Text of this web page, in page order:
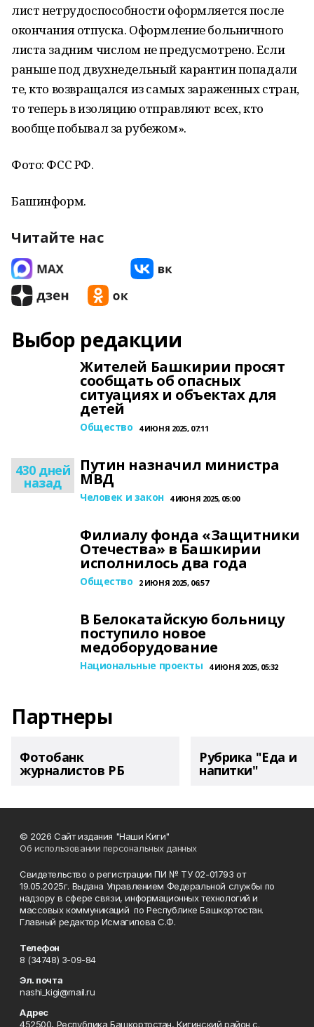
лист нетрудоспособности оформляется после
окончания отпуска. Оформление больничного
листа задним числом не предусмотрено. Если
раньше под двухнедельный карантин попадали
те, кто возвращался из самых зараженных стран,
то теперь в изоляцию отправляют всех, кто
вообще побывал за рубежом».
Фото: ФСС РФ.
Башинформ.
Читайте нас
Выбор редакции
Жителей Башкирии просят
сообщать об опасных
ситуациях и объектах для
детей
Общество 4 ИЮНЯ 2025, 07:11
430 дней
назад
Путин назначил министра
МВД
Человек и закон 4 ИЮНЯ 2025, 05:00
Филиалу фонда «Защитники
Отечества» в Башкирии
исполнилось два года
Общество 2 ИЮНЯ 2025, 06:57
В Белокатайскую больницу
поступило новое
медоборудование
Национальные проекты 4 ИЮНЯ 2025, 05:32
Партнеры
Фотобанк
журналистов РБ
Рубрика "Еда и
напитки"
© 2026 Сайт издания "Наши Киги"
Об использовании персональных данных
Свидетельство о регистрации ПИ № ТУ 02-01793 от
19.05.2025г. Выдана Управлением Федеральной службы по
надзору в сфере связи, информационных технологий и
массовых коммуникаций по Республике Башкортостан.
Главный редактор Исмагилова С.Ф.
Телефон
8 (34748) 3-09-84
Эл. почта
nashi_kigi@mail.ru
Адрес
452500, Республика Башкортостан, Кигинский район с.